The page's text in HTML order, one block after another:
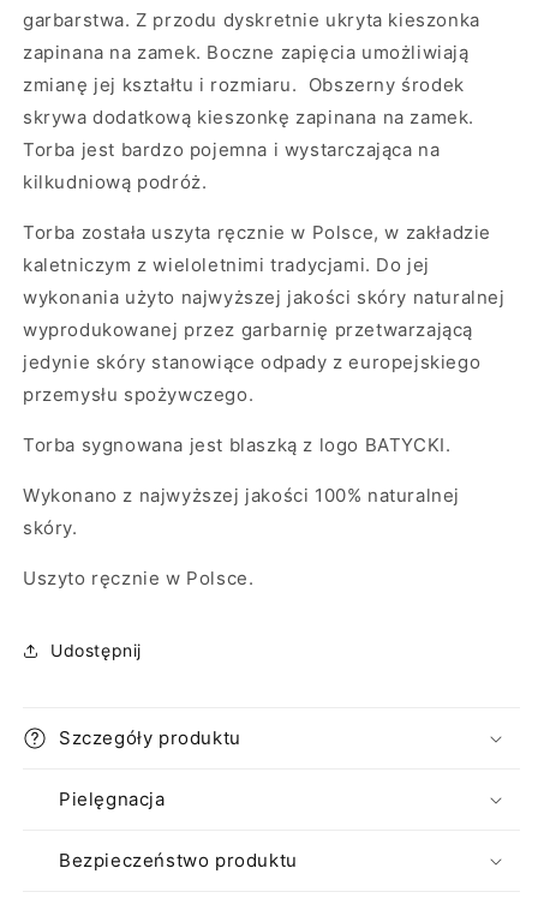
garbarstwa. Z przodu dyskretnie ukryta kieszonka
zapinana na zamek. Boczne zapięcia umożliwiają
zmianę jej kształtu i rozmiaru. Obszerny środek
skrywa dodatkową kieszonkę zapinana na zamek.
Torba jest bardzo pojemna i wystarczająca na
kilkudniową podróż.
Torba została uszyta ręcznie w Polsce, w zakładzie
kaletniczym z wieloletnimi tradycjami. Do jej
wykonania użyto najwyższej jakości skóry naturalnej
wyprodukowanej przez garbarnię przetwarzającą
jedynie skóry stanowiące odpady z europejskiego
przemysłu spożywczego.
Torba sygnowana jest blaszką z logo BATYCKI.
Wykonano z najwyższej jakości 100% naturalnej
skóry.
Uszyto ręcznie w Polsce.
Udostępnij
Szczegóły produktu
Pielęgnacja
Bezpieczeństwo produktu